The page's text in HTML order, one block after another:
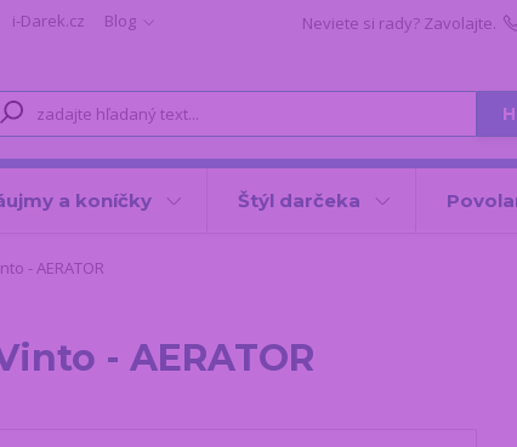
i-Darek.cz
Blog
Neviete si rady? Zavolajte.
a koníčky Štýl darčeka
- AERATOR
- AERATOR